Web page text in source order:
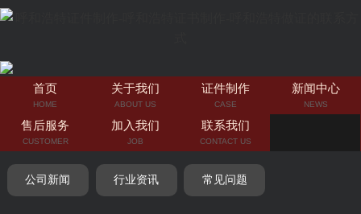
首页
HOME
关于我们
ABOUT US
证件制作
CASE
新闻中心
NEWS
售后服务
CUSTOMER
加入我们
JOB
联系我们
CONTACT US
公司新闻 行业资讯 常见问题